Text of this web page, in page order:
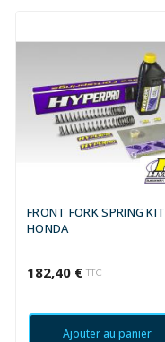
FRONT FORK SPRING KIT
HONDA
182,40 € TTC
Ajouter au panier